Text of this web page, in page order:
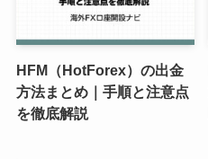
HFM（HotForex）の出金
方法まとめ｜手順と注意点
を徹底解説